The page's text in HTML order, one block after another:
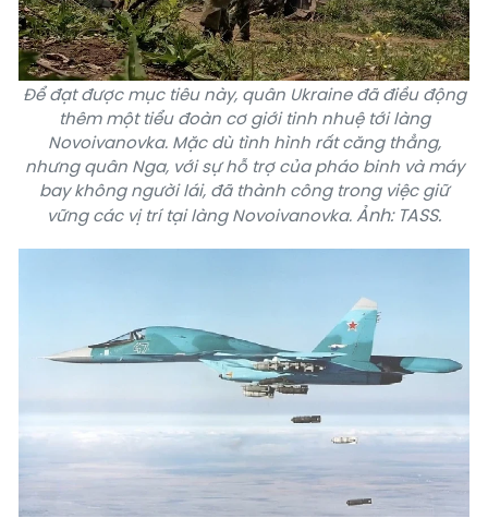
Để đạt được mục tiêu này, quân Ukraine đã điều động
thêm một tiểu đoàn cơ giới tinh nhuệ tới làng
Novoivanovka. Mặc dù tình hình rất căng thẳng,
nhưng quân Nga, với sự hỗ trợ của pháo binh và máy
bay không người lái, đã thành công trong việc giữ
vững các vị trí tại làng Novoivanovka.Ảnh: TASS.